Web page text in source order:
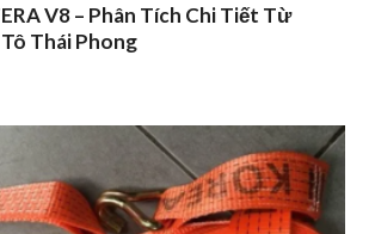
V8 – Phân Tích Chi Tiết Từ
Thái Phong